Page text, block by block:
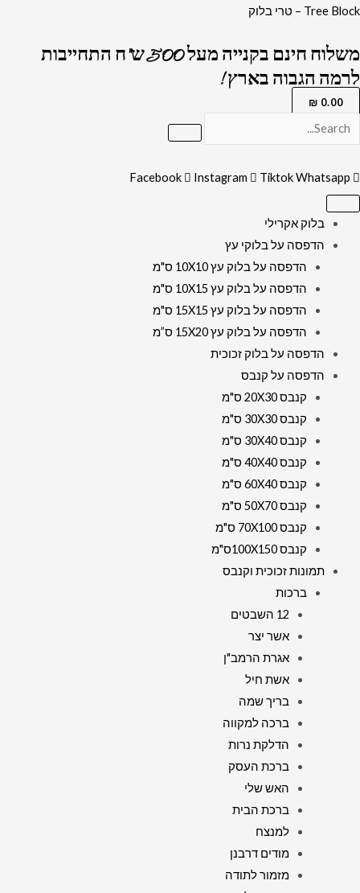
דילוג
Tree Block – טרי בלוק
משלוח חינם בקנייה מעל 500 ש"ח התחייבות
לרמה הגבוה בארץ !
0.00
₪
Facebook Instagram TiktokWhatsapp
בלוק אקרילי
הדפסה על בלוקי עץ
הדפסה על בלוק עץ 10X10 ס"מ
הדפסה על בלוק עץ 10X15 ס"מ
הדפסה על בלוק עץ 15X15 ס"מ
הדפסה על בלוק עץ 15X20 ס”מ
הדפסה על בלוק זכוכית
הדפסה על קנבס
קנבס 20X30 ס"מ
קנבס 30X30 ס"מ
קנבס 30X40 ס"מ
קנבס 40X40 ס"מ
קנבס 60X40 ס"מ
קנבס 50X70 ס"מ
קנבס 70X100 ס"מ
קנבס 100X150ס"מ
תמונות זכוכית וקנבס
ברכות
12 השבטים
אשר יצר
אגרת הרמב"ן
אשת חיל
בריך שמה
ברכה למקווה
הדלקת נרות
ברכת העסק
האש שלי
ברכת הבית
למנצח
מודים דרבנן
מזמור לתודה
כמות
2703
-
ברכת
על
שקופה
אקסטרה